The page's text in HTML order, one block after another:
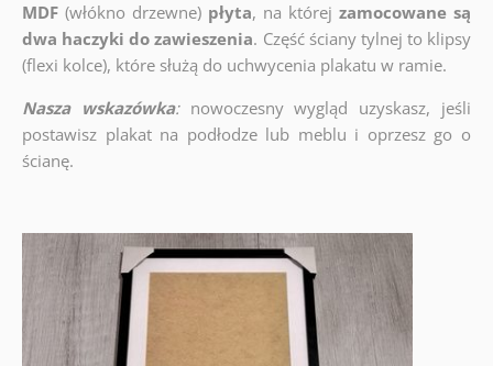
MDF (włókno drzewne) płyta, na której zamocowane są
dwa haczyki do zawieszenia. Część ściany tylnej to klipsy
(flexi kolce), które służą do uchwycenia plakatu w ramie.
Nasza wskazówka:nowoczesny wygląd uzyskasz, jeśli
postawisz plakat na podłodze lub meblu i oprzesz go o
ścianę.